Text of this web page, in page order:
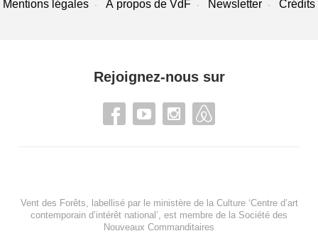
Mentions légales À propos de VdF Newsletter Crédits
Rejoignez-nous sur
Vent des Forêts, labellisé par le ministère de la Culture ‘Centre d’art
contemporain d’intérêt national’, est membre de la Société des
Nouveaux Commanditaires